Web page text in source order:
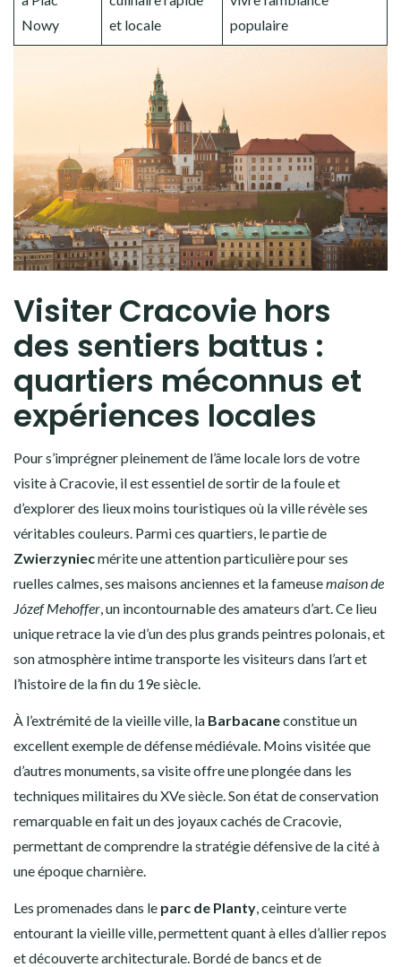
Nowy
et locale
populaire
Visiter Cracovie hors
des sentiers battus :
quartiers méconnus et
expériences locales
Pour s’imprégner pleinement de l’âme locale lors de votre
visite à Cracovie, il est essentiel de sortir de la foule et
d’explorer des lieux moins touristiques où la ville révèle ses
véritables couleurs. Parmi ces quartiers, le partie de
Zwierzyniecmérite une attention particulière pour ses
ruelles calmes, ses maisons anciennes et la fameusemaison de
Józef Mehoffer, un incontournable des amateurs d’art. Ce lieu
unique retrace la vie d’un des plus grands peintres polonais, et
son atmosphère intime transporte les visiteurs dans l’art et
l’histoire de la fin du 19e siècle.
À l’extrémité de la vieille ville, la Barbacaneconstitue un
excellent exemple de défense médiévale. Moins visitée que
d’autres monuments, sa visite offre une plongée dans les
techniques militaires du XVe siècle. Son état de conservation
remarquable en fait un des joyaux cachés de Cracovie,
permettant de comprendre la stratégie défensive de la cité à
une époque charnière.
Les promenades dans le parc de Planty, ceinture verte
entourant la vieille ville, permettent quant à elles d’allier repos
et découverte architecturale. Bordé de bancs et de